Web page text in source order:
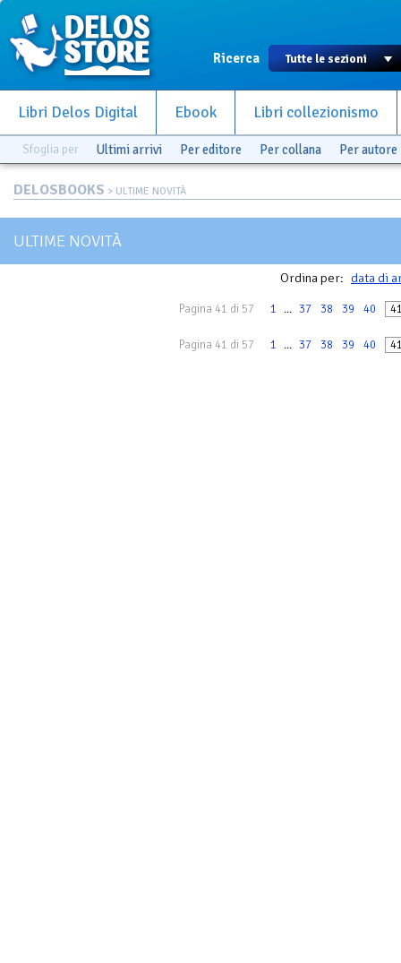
Ricerca
Libri Delos Digital Ebook Libri collezionismo
Sfoglia per Ultimi arrivi Per editore Per collana Per autore
DELOSBOOKS > ULTIME NOVITÀ
ULTIME NOVITÀ
Ordina per: data di
Pagina 41 di 57 1 ... 37 38 39 40
Pagina 41 di 57 1 ... 37 38 39 40